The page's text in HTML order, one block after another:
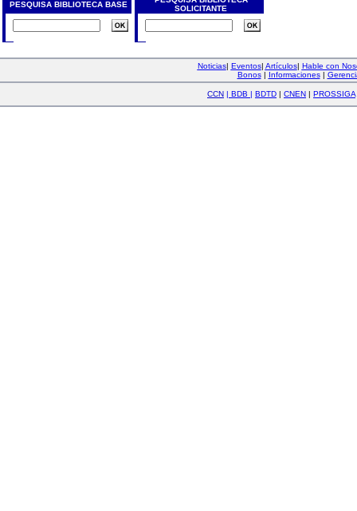
PESQUISA BIBLIOTECA BASE
SOLICITANTE
Noticias| Eventos| Artículos| Hable con
Bonos| Informaciones|
CCN | BDB | BDTD | CNEN | PROSSIGA